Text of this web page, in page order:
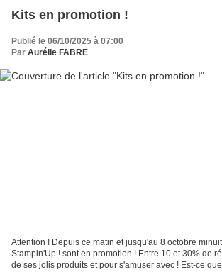
Kits en promotion !
Publié le 06/10/2025 à 07:00
Par Aurélie FABRE
Attention ! Depuis ce matin et jusqu'au 8 octobre
Stampin'Up ! sont en promotion ! Entre 10 et 30% de
de ses jolis produits et pour s'amuser avec ! Est-ce